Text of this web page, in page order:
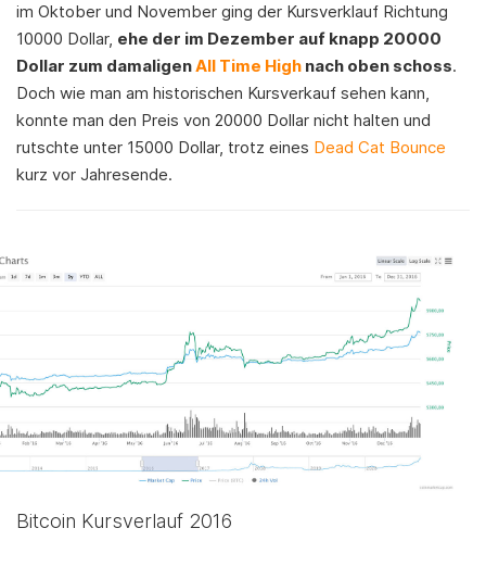
im Oktober und November ging der Kursverklauf Richtung
10000 Dollar, ehe der im Dezember auf knapp 20000
Dollar zum damaligenAll Time High nach oben schoss.
Doch wie man am historischen Kursverkauf sehen kann,
konnte man den Preis von 20000 Dollar nicht halten und
rutschte unter 15000 Dollar, trotz eines Dead Cat Bounce
kurz vor Jahresende.
Bitcoin Kursverlauf 2016